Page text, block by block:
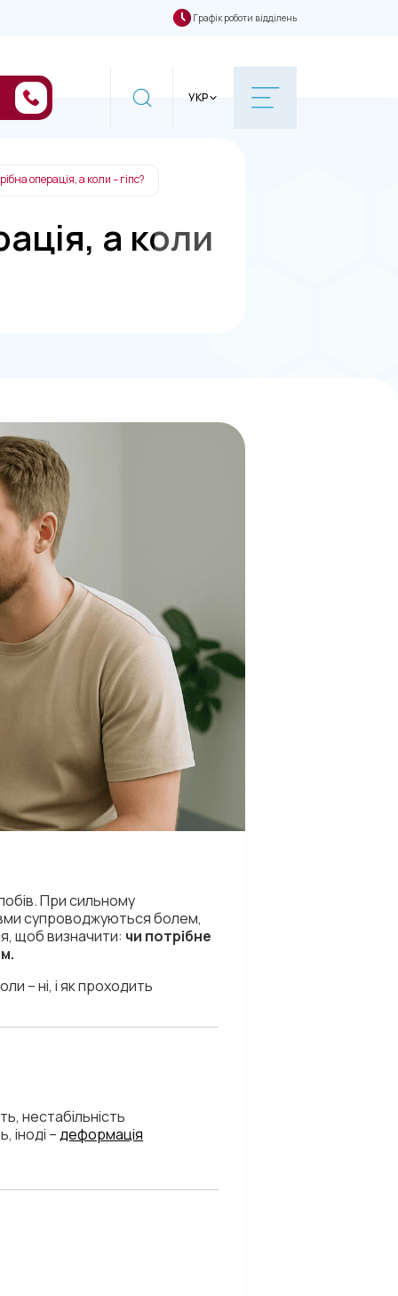
Графік роботи відділень
УКР
операція, а коли – гіпс?
а коли
При сильному
супроводжуються болем,
щоб визначити: чи потрібне
– ні, і як проходить
нестабільність
іноді –деформація